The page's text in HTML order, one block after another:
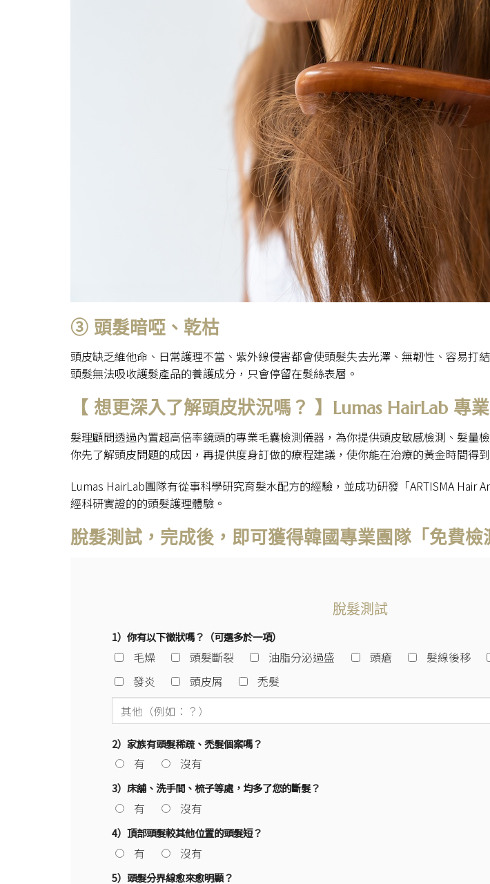
③ 頭髮暗啞、乾枯
頭皮缺乏維他命、日常護理不當、紫外線侵害都會使頭髮失去光澤、無韌性、容易打
頭髮無法吸收護髮產品的養護成分，只會停留在髮絲表層。
【 想更深入了解頭皮狀況嗎？ 】Lumas HairLab 專
髮理顧問透過內置超高倍率鏡頭的專業毛囊檢測儀器，為你提供頭皮敏感檢測、髮量
你先了解頭皮問題的成因，再提供度身訂做的療程建議，使你能在治療的黃金時間得
Lumas HairLab團隊有從事科學研究育髮水配方的經驗，並成功研發「ARTISMA Hair
經科研實證的的頭髮護理體驗。
脫髮測試，完成後，即可獲得韓國專業團隊「免費檢
脫髮測試
1）你有以下徵狀嗎？（可選多於一項）
毛燥 頭髮斷裂 油脂分泌過盛 頭瘡 髮線後移
發炎
頭皮屑 禿髮
2）家族有頭髮稀疏、禿髮個案嗎？
有 沒有
3）床舖、洗手間、梳子等處，均多了您的斷髮？
有 沒有
4）頂部頭髮較其他位置的頭髮短？
有 沒有
5）頭髮分界線愈來愈明顯？